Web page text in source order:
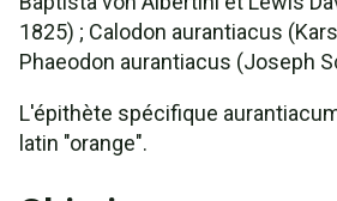
1825) ; Calodon aurantiacus
Phaeodon aurantiacus (Joseph
L'épithète spécifique
latin "orange".